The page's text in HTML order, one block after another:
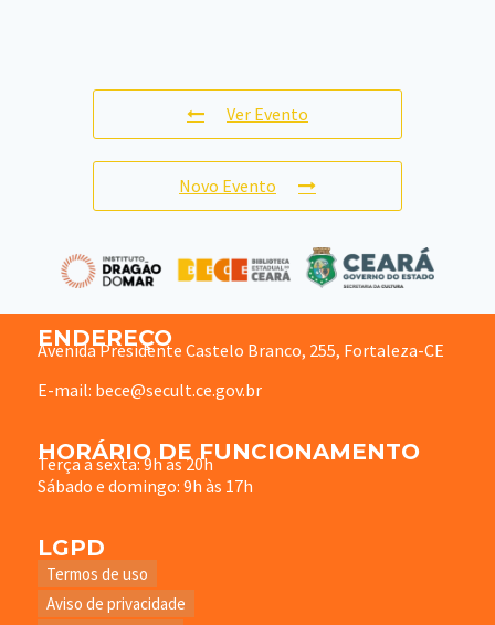
Ver Evento
Novo Evento
ENDEREÇO
Avenida Presidente Castelo Branco, 255, Fortaleza-CE
E-mail: bece@secult.ce.gov.br
HORÁRIO DE FUNCIONAMENTO
Terça à sexta: 9h às 20h
Sábado e domingo: 9h às 17h
LGPD
Termos de uso
Aviso de privacidade